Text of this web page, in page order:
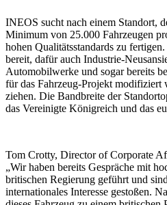
INEOS sucht nach einem Standort,
Minimum von 25.000 Fahrzeugen
hohen Qualitätsstandards zu
bereit, dafür auch Industrie-
Automobilwerke und sogar bereits
für das Fahrzeug-Projekt modifiziert
ziehen. Die Bandbreite der
das Vereinigte Königreich und das
Tom Crotty, Director of Corporate
„Wir haben bereits Gespräche mit
britischen Regierung geführt und
internationales Interesse gestoßen.